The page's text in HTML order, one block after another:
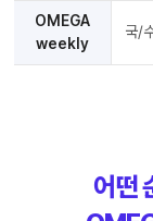
OMEGA
weekly
국/
어떤